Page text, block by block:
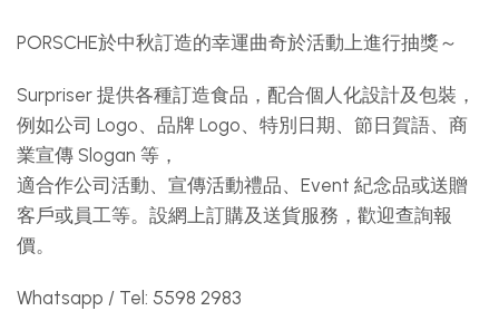
PORSCHE於中秋訂造的幸運曲奇於活動上進行抽獎～
Surpriser 提供各種訂造食品，配合個人化設計及包裝，
例如公司 Logo、品牌 Logo、特別日期、節日賀語、商
業宣傳 Slogan 等，
適合作公司活動、宣傳活動禮品、Event 紀念品或送贈
客戶或員工等。設網上訂購及送貨服務，歡迎查詢報
價。
Whatsapp / Tel: 5598 2983